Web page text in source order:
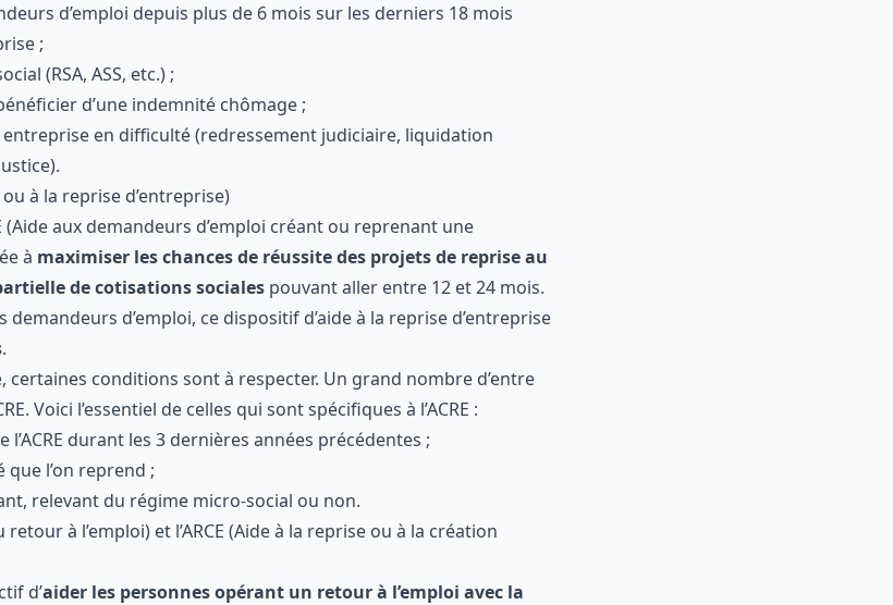
les nombreuses définies par les pouvoirs publics. En voici
ans pour les personnes en situation d’handicap) ;
d’emploi depuis plus de 6 mois sur les derniers 18
;
(RSA, ASS, etc.) ;
bénéficier d’une indemnité chômage ;
entreprise en difficulté(redressement judiciaire, liquidation
justice).
ou à la reprise d’entreprise)
(Aide aux demandeurs d’emploi créant ou reprenant une
à
partielle de cotisations socialespouvant aller
réservé aux seuls demandeurs d’emploi, ce dispositif
est désormaisouvert à tous.
certaines conditions sont à respecter. Un grand nombre
au NACRE. Voici l’essentiel de celles qui sont spécifiques à
l’ACRE durant les 3 dernières années précédentes ;
que l’on reprend ;